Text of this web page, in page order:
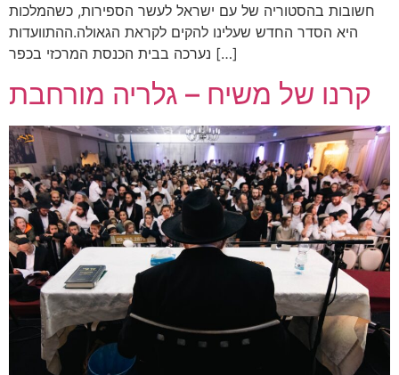
חשובות בהסטוריה של עם ישראל לעשר הספירות, כשהמלכות
היא הסדר החדש שעלינו להקים לקראת הגאולה.ההתוועדות
נערכה בבית הכנסת המרכזי בכפר […]
קרנו של משיח – גלריה מורחבת